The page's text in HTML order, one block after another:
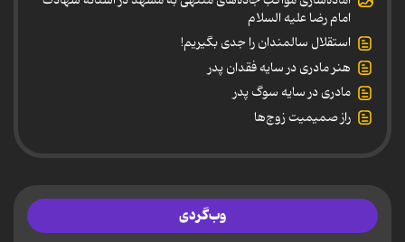
امام رضا علیه السلام
استقلال سالمندان را جدی بگیریم!
هنر مادری در سایه‌ فقدان پدر
مادری در سایه سوگ پدر
راز صمیمیت زوج‌ها
وب‌گردی